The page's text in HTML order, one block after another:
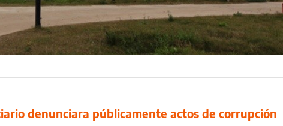
denunciara públicamente actos de corrupción